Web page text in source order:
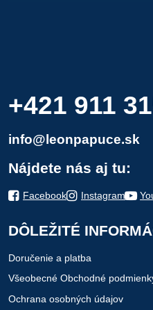
+421 911
info@leonpapuce.sk
Nájdete nás aj tu:
Facebook Instagram
DÔLEŽITÉ
Doručenie a platba
Všeobecné Obchodné
Ochrana osobných údajov